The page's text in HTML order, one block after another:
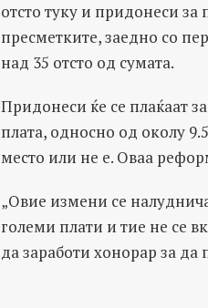
отсто туку и придонеси
пресметките, заедно со
над 35 отсто од сумата.
Придонеси ќе се плаќаат
плата, односно од околу
место или не е. Оваа
„Овие измени се
големи плати и тие не се
да заработи хонорар за